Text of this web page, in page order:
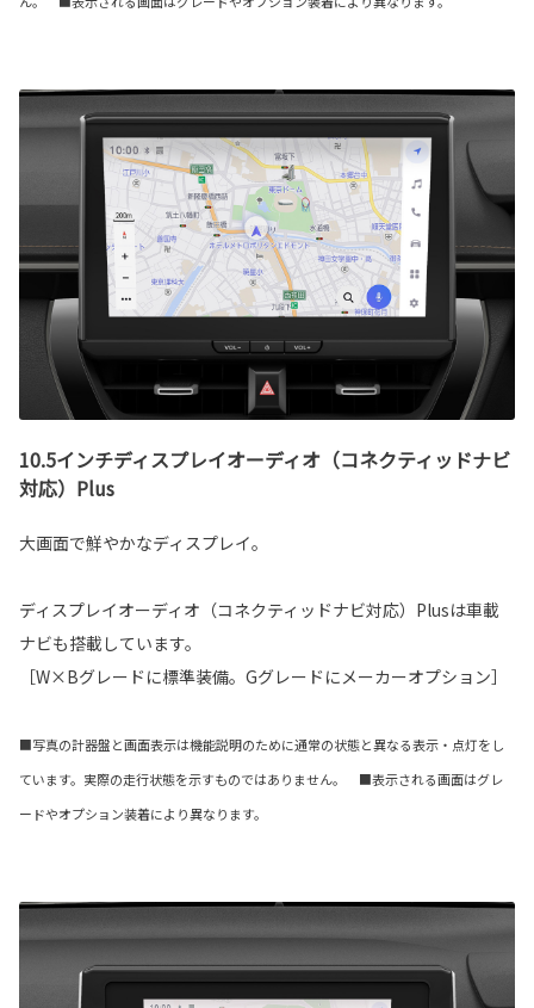
10.5インチディスプレイオーディオ（コネクティッドナビ
対応）Plus
大画面で鮮やかなディスプレイ。
ディスプレイオーディオ（コネクティッドナビ対応）Plusは車載
ナビも搭載しています。
［W×Bグレードに標準装備。Gグレードにメーカーオプション］
■写真の計器盤と画面表示は機能説明のために通常の状態と異なる表示・点灯をし
ています。実際の走行状態を示すものではありません。 ■表示される画面はグレ
ードやオプション装着により異なります。